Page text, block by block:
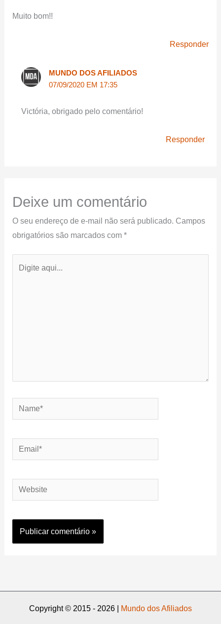
Muito bom!!
Responder
MUNDO DOS AFILIADOS
07/09/2020 EM 17:35
Victória, obrigado pelo comentário!
Responder
Deixe um comentário
O seu endereço de e-mail não será publicado. Campos
obrigatórios são marcados com *
Name*
Email*
Website
Copyright © 2015 - 2026 | Mundo dos Afiliados